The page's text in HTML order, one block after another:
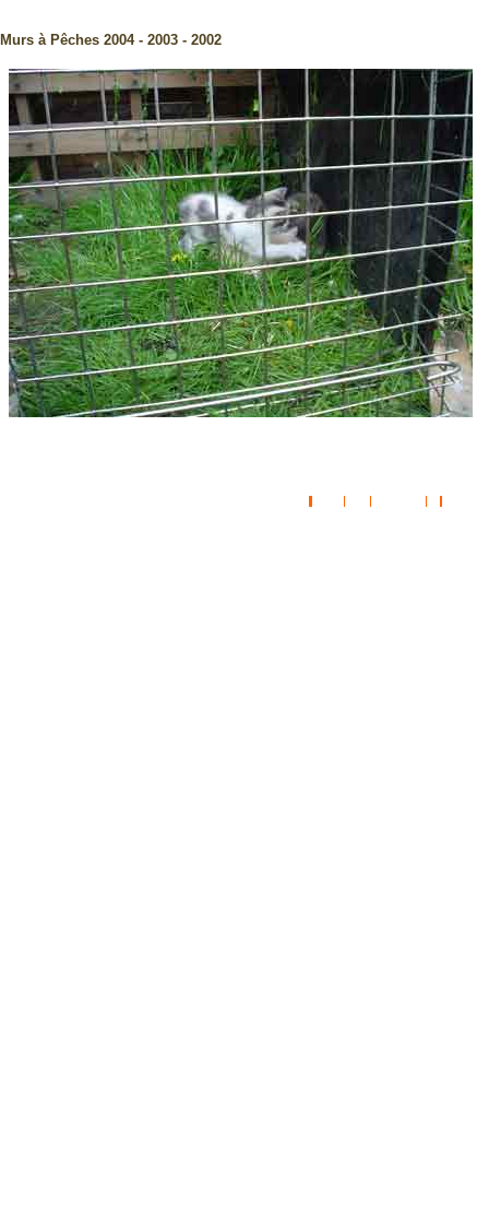
Murs à Pêches 2004 - 2003 - 2002